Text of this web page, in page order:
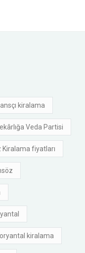
kiralama
Veda Partisi
Kiralama fiyatları
kiralama